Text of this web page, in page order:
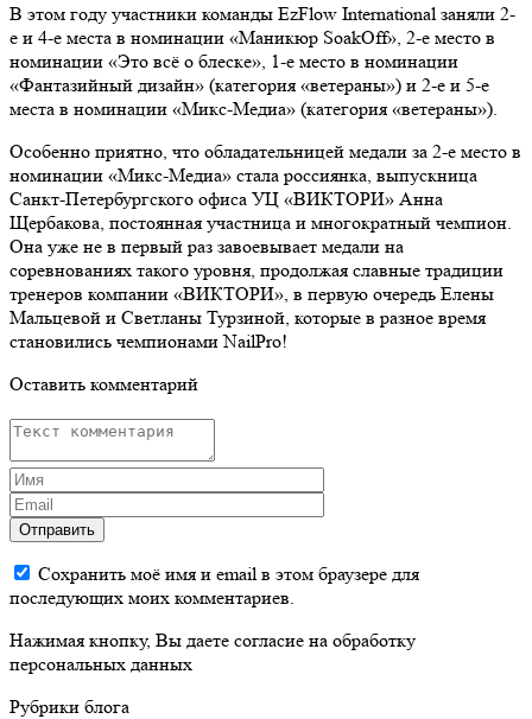
В этом году участники команды EzFlow International заняли 2-
е и 4-е места в номинации «Маникюр SoakOff», 2-е место в
номинации «Это всё о блеске», 1-е место в номинации
«Фантазийный дизайн» (категория «ветераны») и 2-е и 5-е
места в номинации «Микс-Медиа» (категория «ветераны»).
Особенно приятно, что обладательницей медали за 2-е место в
номинации «Микс-Медиа» стала россиянка, выпускница
Санкт-Петербургского офиса УЦ «ВИКТОРИ» Анна
Щербакова, постоянная участница и многократный чемпион.
Она уже не в первый раз завоевывает медали на
соревнованиях такого уровня, продолжая славные традиции
тренеров компании «ВИКТОРИ», в первую очередь Елены
Мальцевой и Светланы Турзиной, которые в разное время
становились чемпионами NailPro!
Оставить комментарий
Отправить
Сохранить моё имя и email в этом браузере для
последующих моих комментариев.
Нажимая кнопку, Вы даете согласие на обработку
персональных данных
Рубрики блога